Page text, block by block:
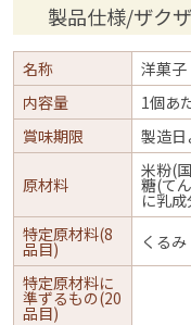
製品仕様/ザク
名称
洋菓子
内容量
1個あ
賞味期限
製造日
原材料
米粉(
糖(て
に乳
特定原材料(8
品目)
くるみ
特定原材料に
準ずるもの(20
品目)